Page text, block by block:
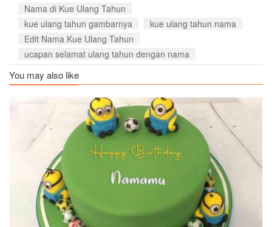
Nama di Kue Ulang Tahun
kue ulang tahun gambarnya
kue ulang tahun nama
Edit Nama Kue Ulang Tahun
ucapan selamat ulang tahun dengan nama
You may also like